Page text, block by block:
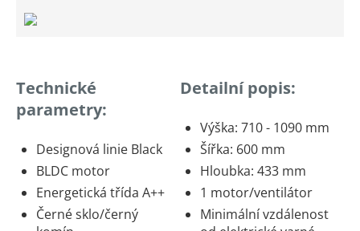
Technické
parametry:
Designová linie Black
BLDC motor
Energetická třída A++
Černé sklo/černý
Detailní popis:
Výška: 710 - 1090 mm
Šířka: 600 mm
Hloubka: 433 mm
1 motor/ventilátor
Minimální vzdálenost